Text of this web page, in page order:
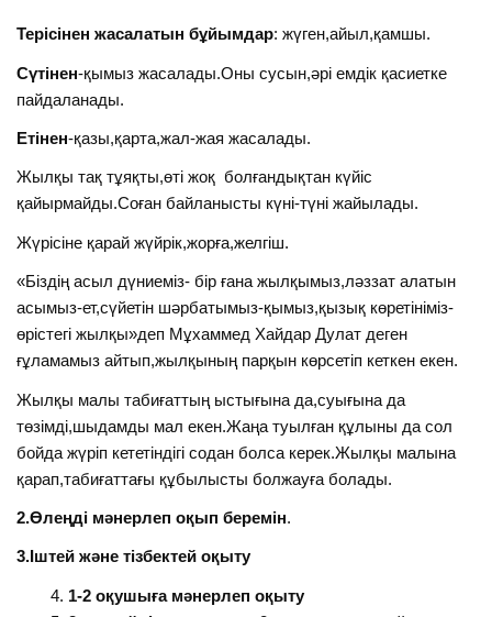
Терісінен жасалатын бұйымдар: жүген,айыл,қамшы.
Сүтінен-қымыз жасалады.Оны сусын,әрі емдік қасиетке
пайдаланады.
Етінен-қазы,қарта,жал-жая жасалады.
Жылқы тақ тұяқты,өті жоқ болғандықтан күйіс
қайырмайды.Соған байланысты күні-түні жайылады.
Жүрісіне қарай жүйрік,жорға,желгіш.
«Біздің асыл дүниеміз- бір ғана жылқымыз,ләззат алатын
асымыз-ет,сүйетін шәрбатымыз-қымыз,қызық көретініміз-
өрістегі жылқы»деп Мұхаммед Хайдар Дулат деген
ғұламамыз айтып,жылқының парқын көрсетіп кеткен екен.
Жылқы малы табиғаттың ыстығына да,суығына да
төзімді,шыдамды мал екен.Жаңа туылған құлыны да сол
бойда жүріп кететіндігі содан болса керек.Жылқы малына
қарап,табиғаттағы құбылысты болжауға болады.
2.Өлеңді мәнерлеп оқып беремін.
3.Іштей және тізбектей оқыту
1-2 оқушыға мәнерлеп оқыту